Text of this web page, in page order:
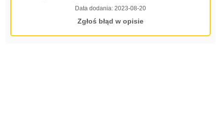
Data dodania: 2023-08-20
Zgłoś błąd w opisie